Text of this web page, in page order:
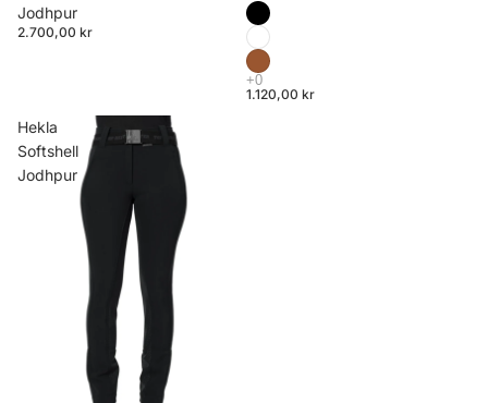
Jodhpur
2.700,00 kr
1.120,00 kr
Hekla
Softshell
Jodhpur